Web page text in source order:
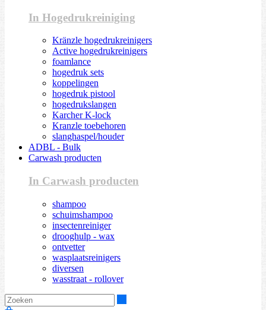
In Hogedrukreiniging
Kränzle hogedrukreinigers
Active hogedrukreinigers
foamlance
hogedruk sets
koppelingen
hogedruk pistool
hogedrukslangen
Karcher K-lock
Kranzle toebehoren
slanghaspel/houder
ADBL - Bulk
Carwash producten
In Carwash producten
shampoo
schuimshampoo
insectenreiniger
drooghulp - wax
ontvetter
wasplaatsreinigers
diversen
wasstraat - rollover